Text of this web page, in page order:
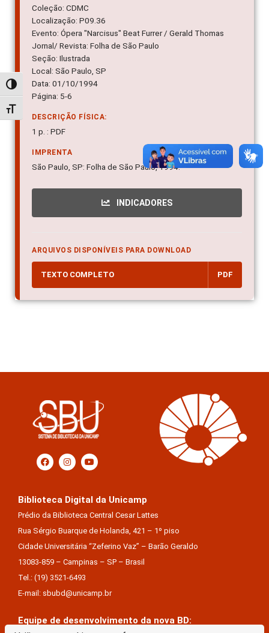
Alternar alto contraste
Alternar tamanho da fonte
Coleção: CDMC
Localização: P09.36
Evento: Ópera "Narcisus" Beat Furrer / Gerald Thomas
Jornal/ Revista: Folha de São Paulo
Seção: Ilustrada
Local: São Paulo, SP
Data: 01/10/1994
Página: 5-6
DESCRIÇÃO FÍSICA:
1 p. : PDF
IMPRENTA
São Paulo, SP: Folha de São Paulo, 1994.
INDICADORES
ARQUIVOS DISPONÍVEIS PARA DOWNLOAD
TEXTO COMPLETO PDF
Biblioteca Digital da Unicamp
Prédio da Biblioteca Central Cesar Lattes
Rua Sérgio Buarque de Holanda, 421 – 1º piso
Cidade Universitária “Zeferino Vaz” – Barão Geraldo
13083-859 – Campinas – SP – Brasil
Tel.: (19) 3521-6493
E-mail: sbubd@unicamp.br
Equipe de desenvolvimento da nova BD: